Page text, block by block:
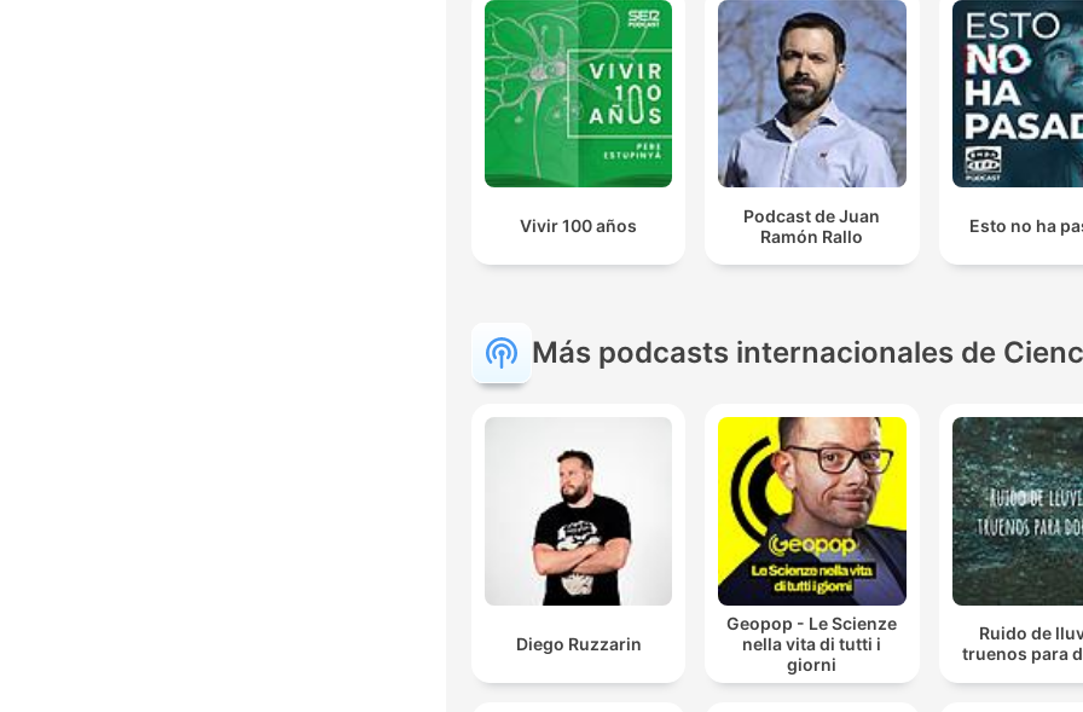
Vivir 100 años
Podcast de Juan
Ramón Rallo
Esto no ha
Más podcasts internacionales de
Diego Ruzzarin
Geopop - Le Scienze
nella vita di tutti i
giorni
Ruido de
truenos para